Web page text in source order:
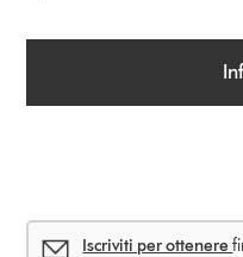
Iscriviti per ottenere